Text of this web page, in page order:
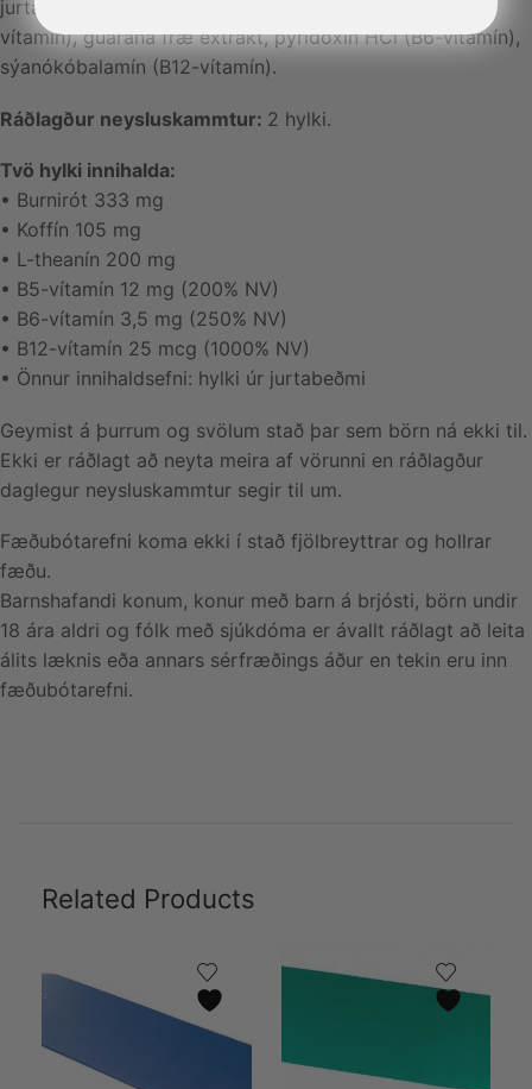
jurtabeðni (HPMC), koffín, kalsíum pantóþenat (B5-
vítamín), guarana fræ extrakt, pýrídoxín HCl (B6-vítamín),
sýanókóbalamín (B12-vítamín).
Ráðlagður neysluskammtur: 2 hylki.
Tvö hylki innihalda:
• Burnirót 333 mg
• Koffín 105 mg
• L-theanín 200 mg
• B5-vítamín 12 mg (200% NV)
• B6-vítamín 3,5 mg (250% NV)
• B12-vítamín 25 mcg (1000% NV)
• Önnur innihaldsefni: hylki úr jurtabeðmi
Geymist á þurrum og svölum stað þar sem börn ná ekki til.
Ekki er ráðlagt að neyta meira af vörunni en ráðlagður
daglegur neysluskammtur segir til um.
Fæðubótarefni koma ekki í stað fjölbreyttrar og hollrar
fæðu.
Barnshafandi konum, konur með barn á brjósti, börn undir
18 ára aldri og fólk með sjúkdóma er ávallt ráðlagt að leita
álits læknis eða annars sérfræðings áður en tekin eru inn
fæðubótarefni.
Related Products